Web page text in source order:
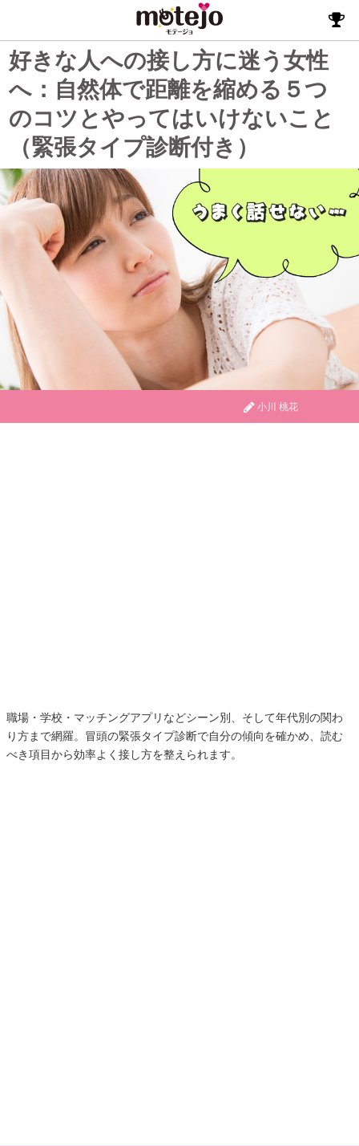
好きな人への接し方に迷う女性
へ：自然体で距離を縮める５つ
のコツとやってはいけないこと
（緊張タイプ診断付き）
小川 桃花
職場・学校・マッチングアプリなどシーン別、そして年代別の関わ
り方まで網羅。冒頭の緊張タイプ診断で自分の傾向を確かめ、読む
べき項目から効率よく接し方を整えられます。